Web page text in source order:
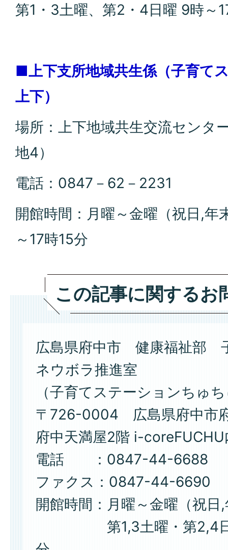
第1・3土曜、第2・4日曜 9時～
■上下支所地域共生係（子育て
上下）
場所：上下地域共生交流センタ
地4）
電話：0847－62－2231
開館時間：月曜～金曜（祝日,年
～17時15分
この記事に関するお
広島県府中市 健康福祉部
ネウボラ推進室
（子育てステーションちゅ
〒726-0004 広島県府中市
府中天満屋2階 i-coreFUCHU
電話 ：0847-44-6688
ファクス：0847-44-6690
開館時間：月曜～金曜（祝日
第1,3土曜・第2,4日